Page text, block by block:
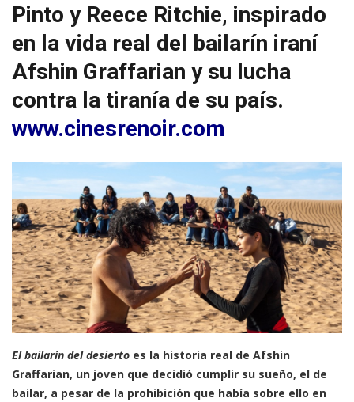
Pinto y Reece Ritchie, inspirado
en la vida real del bailarín iraní
Afshin Graffarian y su lucha
contra la tiranía de su país.
www.cinesrenoir.com
El bailarín del desierto es la historia real de Afshin
Graffarian, un joven que decidió cumplir su sueño, el de
bailar, a pesar de la prohibición que había sobre ello en